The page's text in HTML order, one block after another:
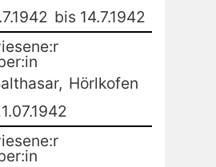
bis 14.7.1942
Hörlkofen